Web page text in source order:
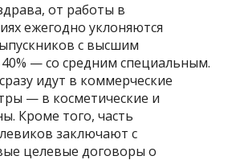
от работы в
ежегодно уклоняются
с высшим
— со средним специальным.
идут в коммерческие
— в косметические и
Кроме того, часть
заключают с
целевые договоры о